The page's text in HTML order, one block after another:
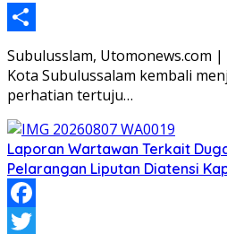
Share
Subulusslam, Utomonews.com
Kota Subulussalam kembali
perhatian tertuju…
Laporan Wartawan Terkait
Pelarangan Liputan Diatensi
Facebook